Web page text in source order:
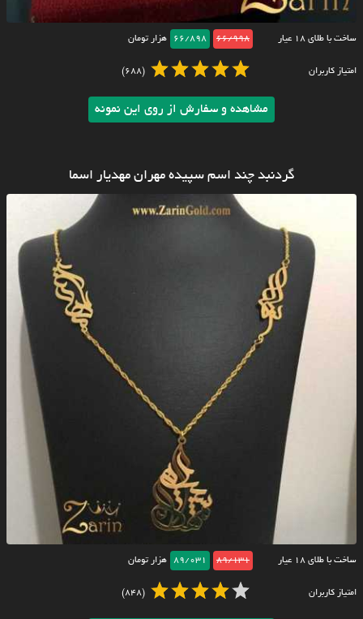
ساخت با طلای ۱۸ عیار 66/998
66/898 هزار تومان
امتیاز کاربران (688)
مشاهده و سفارش از روی این نمونه
گردنبد چند اسم سپیده مهران مهدیار اسما
ساخت با طلای ۱۸ عیار 89/131
89/031 هزار تومان
امتیاز کاربران (848)